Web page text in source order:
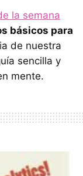
la semana
básicos para
de nuestra
sencilla y
mente.